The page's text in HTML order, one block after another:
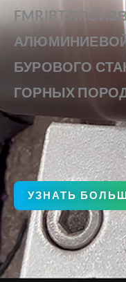
FMRIBT
БУРОВОГО
ГОРНЫХ
УЗНАТЬ